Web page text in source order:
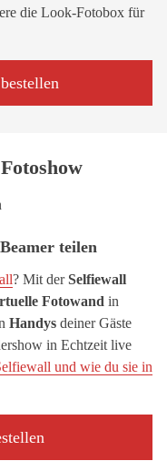
die Look-Fotobox für
teilen
? Mit derSelfiewall
Fotowand in
Handys deiner Gäste
in Echtzeit live
und wie du sie in